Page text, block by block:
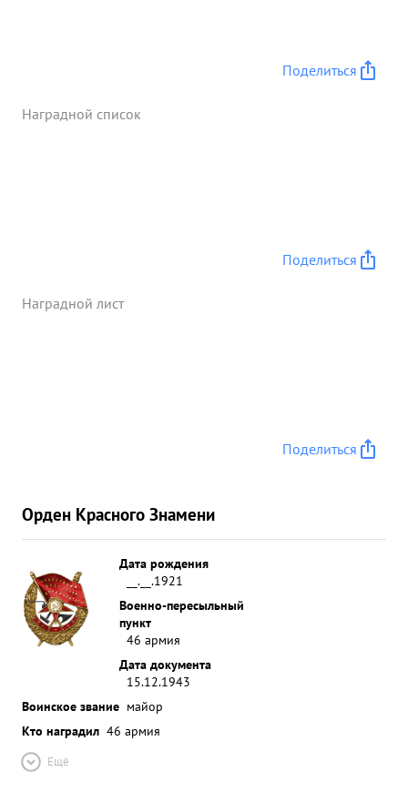
разсеяно скопление Утанков При вызове артогия
возможность быстрому продвижено наших войск.
Поделиться
Наградной список
Поделиться
Наградной лист
Поделиться
Орден Красного Знамени
Дата рождения
__.__.1921
Военно-пересыльный
пункт
46 армия
Дата документа
15.12.1943
Воинское звание майор
Кто наградил 46 армия
Ещё